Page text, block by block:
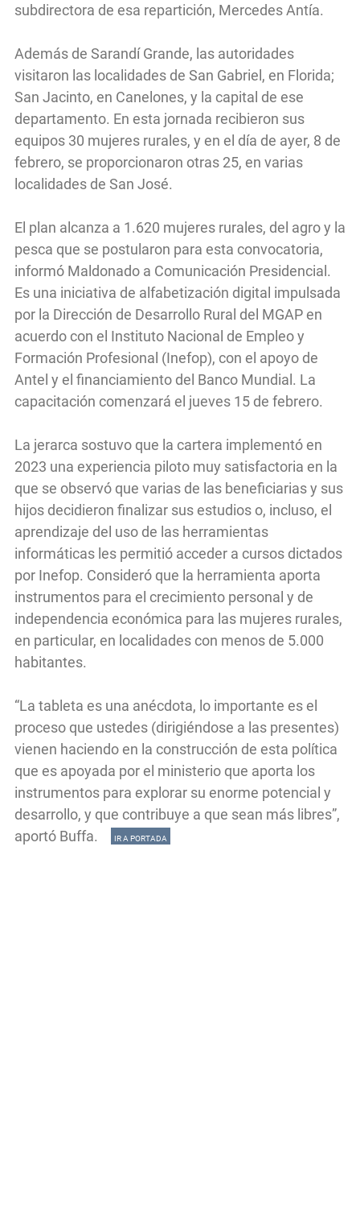
subdirectora de esa repartición, Mercedes Antía.
Además de Sarandí Grande, las autoridades
visitaron las localidades de San Gabriel, en Florida;
San Jacinto, en Canelones, y la capital de ese
departamento. En esta jornada recibieron sus
equipos 30 mujeres rurales, y en el día de ayer, 8 de
febrero, se proporcionaron otras 25, en varias
localidades de San José.
El plan alcanza a 1.620 mujeres rurales, del agro y la
pesca que se postularon para esta convocatoria,
informó Maldonado a Comunicación Presidencial.
Es una iniciativa de alfabetización digital impulsada
por la Dirección de Desarrollo Rural del MGAP en
acuerdo con el Instituto Nacional de Empleo y
Formación Profesional (Inefop), con el apoyo de
Antel y el financiamiento del Banco Mundial. La
capacitación comenzará el jueves 15 de febrero.
La jerarca sostuvo que la cartera implementó en
2023 una experiencia piloto muy satisfactoria en la
que se observó que varias de las beneficiarias y sus
hijos decidieron finalizar sus estudios o, incluso, el
aprendizaje del uso de las herramientas
informáticas les permitió acceder a cursos dictados
por Inefop. Consideró que la herramienta aporta
instrumentos para el crecimiento personal y de
independencia económica para las mujeres rurales,
en particular, en localidades con menos de 5.000
habitantes.
“La tableta es una anécdota, lo importante es el
proceso que ustedes (dirigiéndose a las presentes)
vienen haciendo en la construcción de esta política
que es apoyada por el ministerio que aporta los
instrumentos para explorar su enorme potencial y
desarrollo, y que contribuye a que sean más libres”,
aportó Buffa.
IR A PORTADA